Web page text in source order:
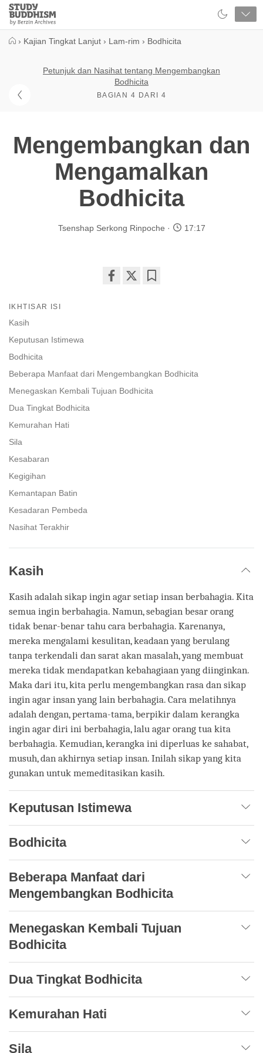
Close
Study
Buddhism
› Kajian Tingkat Lanjut › Lam-rim › Bodhicita
Petunjuk dan Nasihat tentang Mengembangkan
Bodhicita
BAGIAN 4 DARI 4
Mengembangkan dan
Mengamalkan
Bodhicita
Tsenshap Serkong Rinpoche 17:17
IKHTISAR ISI
Kasih
Keputusan Istimewa
Bodhicita
Beberapa Manfaat dari Mengembangkan Bodhicita
Menegaskan Kembali Tujuan Bodhicita
Dua Tingkat Bodhicita
Kemurahan Hati
Sila
Kesabaran
Kegigihan
Kemantapan Batin
Kesadaran Pembeda
Nasihat Terakhir
Kasih
Kasih adalah sikap ingin agar setiap insan berbahagia. Kita
semua ingin berbahagia. Namun, sebagian besar orang
tidak benar-benar tahu cara berbahagia. Karenanya,
mereka mengalami kesulitan, keadaan yang berulang
tanpa terkendali dan sarat akan masalah, yang membuat
mereka tidak mendapatkan kebahagiaan yang diinginkan.
Maka dari itu, kita perlu mengembangkan rasa dan sikap
ingin agar insan yang lain berbahagia. Cara melatihnya
adalah dengan, pertama-tama, berpikir dalam kerangka
ingin agar diri ini berbahagia, lalu agar orang tua kita
berbahagia. Kemudian, kerangka ini diperluas ke sahabat,
musuh, dan akhirnya setiap insan. Inilah sikap yang kita
gunakan untuk memeditasikan kasih.
Keputusan Istimewa
Bodhicita
Beberapa Manfaat dari
Mengembangkan Bodhicita
Menegaskan Kembali Tujuan
Bodhicita
Dua Tingkat Bodhicita
Kemurahan Hati
Sila